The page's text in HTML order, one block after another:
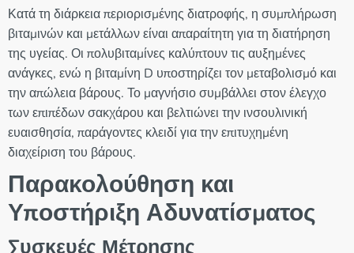
Κατά τη διάρκεια περιορισμένης διατροφής, η συμπλήρωση
βιταμινών και μετάλλων είναι απαραίτητη για τη διατήρηση
της υγείας. Οι πολυβιταμίνες καλύπτουν τις αυξημένες
ανάγκες, ενώ η βιταμίνη D υποστηρίζει τον μεταβολισμό και
την απώλεια βάρους. Το μαγνήσιο συμβάλλει στον έλεγχο
των επιπέδων σακχάρου και βελτιώνει την ινσουλινική
ευαισθησία, παράγοντες κλειδί για την επιτυχημένη
διαχείριση του βάρους.
Παρακολούθηση και
Υποστήριξη Αδυνατίσματος